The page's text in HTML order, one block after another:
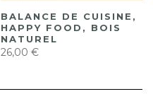
BALANCE DE CUISINE,
HAPPY FOOD, BOIS
NATUREL
26,00 €